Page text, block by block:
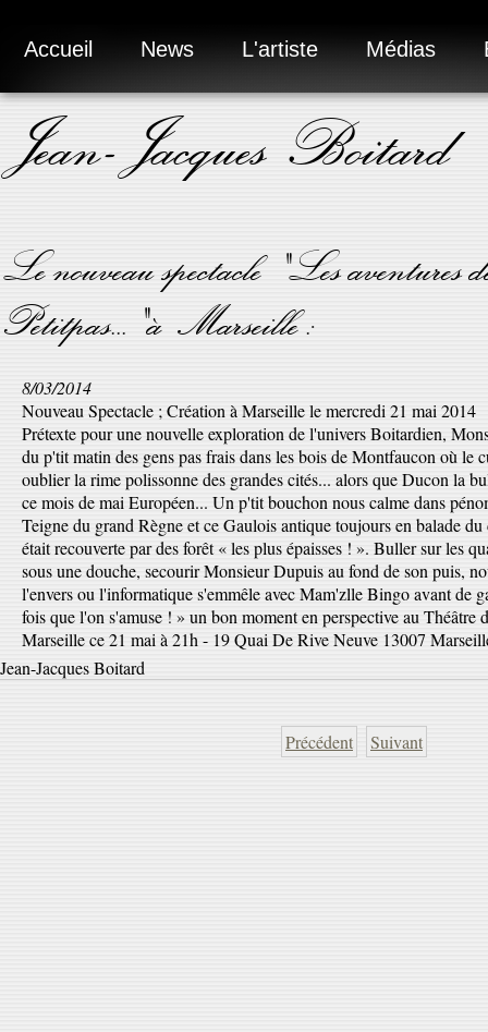
Accueil News L'artiste Médias
Jean-Jacques Boitard
Le nouveau spectacle "Les
Petitpas..." à Marseille :
8/03/2014
Nouveau Spectacle ; Création à Marseille le mercredi 21 mai 2014
Prétexte pour une nouvelle exploration de l'univers Boitardien,
du p'tit matin des gens pas frais dans les bois de Montfaucon où le
oublier la rime polissonne des grandes cités... alors que Ducon la
ce mois de mai Européen... Un p'tit bouchon nous calme dans
Teigne du grand Règne et ce Gaulois antique toujours en balade
était recouverte par des forêt « les plus épaisses ! ». Buller sur les
sous une douche, secourir Monsieur Dupuis au fond de son puis,
l'envers ou l'informatique s'emmêle avec Mam'zlle Bingo avant de
fois que l'on s'amuse ! » un bon moment en perspective au Théâtre
Marseille ce 21 mai à 21h - 19 Quai De Rive Neuve 13007
Jean-Jacques Boitard
Précédent Suivant